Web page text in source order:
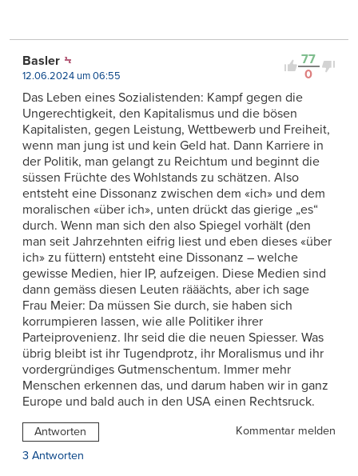
77
0
Basler
12.06.2024 um 06:55
Das Leben eines Sozialistenden: Kampf gegen die
Ungerechtigkeit, den Kapitalismus und die bösen
Kapitalisten, gegen Leistung, Wettbewerb und Freiheit,
wenn man jung ist und kein Geld hat. Dann Karriere in
der Politik, man gelangt zu Reichtum und beginnt die
süssen Früchte des Wohlstands zu schätzen. Also
entsteht eine Dissonanz zwischen dem «ich» und dem
moralischen «über ich», unten drückt das gierige „es“
durch. Wenn man sich den also Spiegel vorhält (den
man seit Jahrzehnten eifrig liest und eben dieses «über
ich» zu füttern) entsteht eine Dissonanz – welche
gewisse Medien, hier IP, aufzeigen. Diese Medien sind
dann gemäss diesen Leuten rääächts, aber ich sage
Frau Meier: Da müssen Sie durch, sie haben sich
korrumpieren lassen, wie alle Politiker ihrer
Parteiprovenienz. Ihr seid die die neuen Spiesser. Was
übrig bleibt ist ihr Tugendprotz, ihr Moralismus und ihr
vordergründiges Gutmenschentum. Immer mehr
Menschen erkennen das, und darum haben wir in ganz
Europe und bald auch in den USA einen Rechtsruck.
Antworten
Kommentar melden
3 Antworten